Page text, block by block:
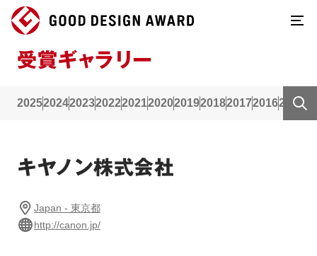
受賞ギャラリー
20252024202320222021202020192018201720162015
キヤノン株式会社
Japan - 東京都
http://canon.jp/